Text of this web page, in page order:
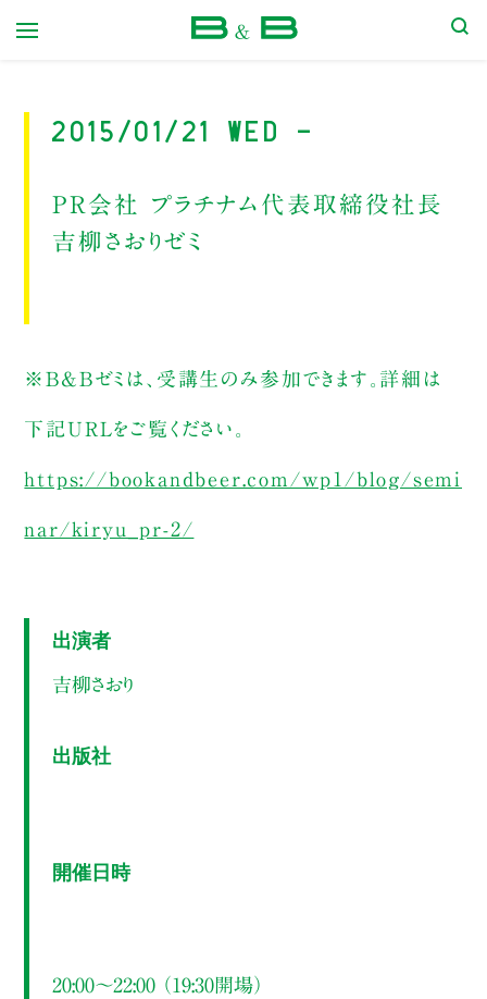
2015/01/21 Wed -
PR会社 プラチナム代表取締役社長
吉柳さおりゼミ
※B&Bゼミは、受講生のみ参加できます。詳細は
下記URLをご覧ください。
https://bookandbeer.com/wp1/blog/semi
nar/kiryu_pr-2/
出演者
吉柳さおり
出版社
開催日時
20:00～22:00 （19:30開場）